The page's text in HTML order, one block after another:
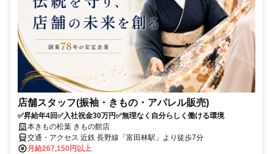
店舗スタッフ(振袖・きもの・アパレル販売)
✅昇給年4回✅入社祝金30万円✅無理なく自分らしく働ける環境
本きもの松葉 きもの館店
交通・アクセス 近鉄 長野線「富田林駅」より徒歩7分
月給267,150円以上